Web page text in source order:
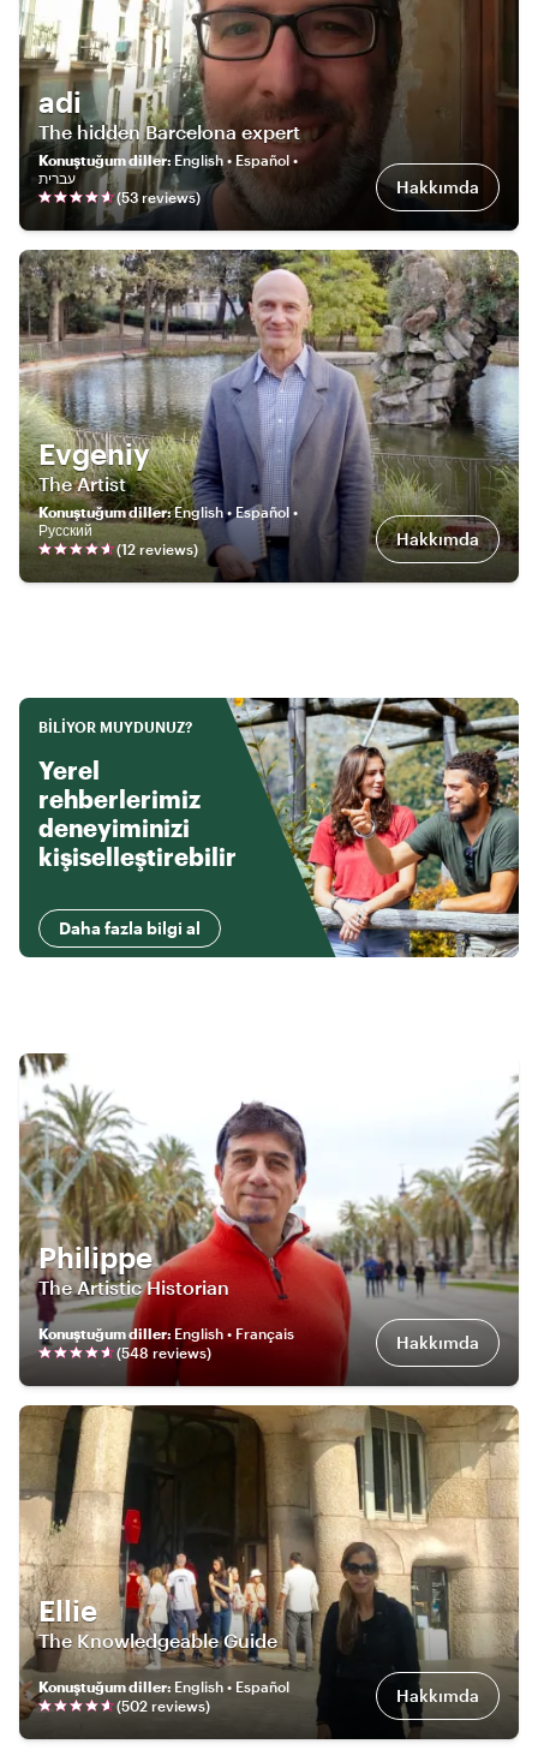
adi
The hidden Barcelona expert
Konuştuğum diller:English • Español •
עברית
(53reviews) Hakkımda
Evgeniy
The Artist
Konuştuğum diller:English • Español •
Русский
(12 reviews) Hakkımda
BILIYOR MUYDUNUZ?
Yerel
rehberlerimiz
deneyiminizi
kişiselleştirebilir
Daha fazla bilgi al
Philippe
The Artistic Historian
Konuştuğum diller: English • Français
(548 reviews) Hakkımda
Ellie
The Knowledgeable Guide
Konuştuğum diller: English • Español
(502 reviews) Hakkımda